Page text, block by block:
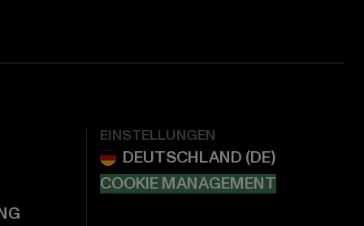
EINSTELLUNGEN
COOKIE MANAGEMENT